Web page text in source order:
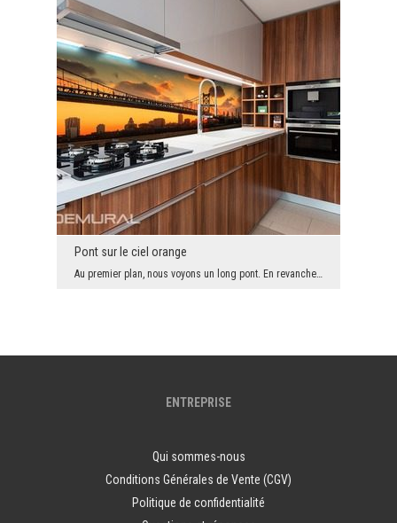
Pont sur le ciel orange
ENTREPRISE
Qui sommes-nous
Conditions Générales de Vente (CGV)
Politique de confidentialité